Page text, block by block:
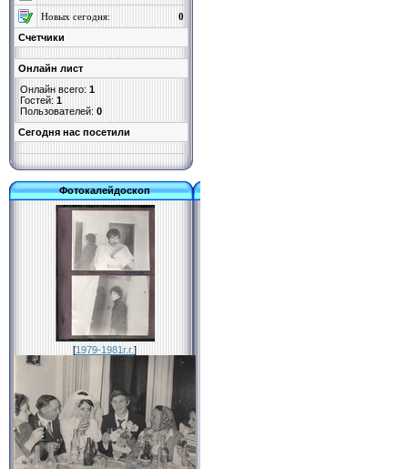
Новых сегодня:
0
Счетчики
Онлайн лист
Онлайн всего: 1
Гостей: 1
Пользователей: 0
Cегодня нас посетили
Фотокалейдоскоп
[1979-1981г.г.]